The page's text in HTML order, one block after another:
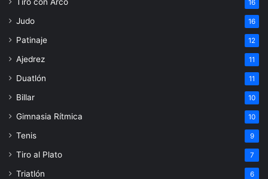
16
Judo 16
Patinaje 12
Ajedrez 11
Duatlón 11
Billar 10
Gimnasia Rítmica 10
Tenis 9
Tiro al Plato 7
Triatlón 6